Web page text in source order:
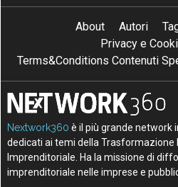
About Autori
Privacy e
Terms&Conditions Contenuti
Nextwork360 è il più grande network
dedicati ai temi della Trasformazione
Imprenditoriale. Ha la missione di
imprenditoriale nelle imprese e